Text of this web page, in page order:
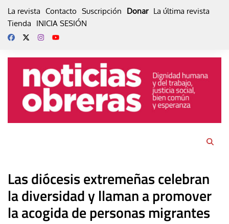
La revista Contacto Suscripción Donar La última revista
Tienda
INICIA SESIÓN
Las diócesis extremeñas celebran
la diversidad y llaman a promover
la acogida de personas migrantes